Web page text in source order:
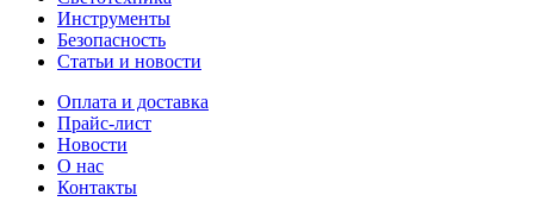
Инструменты
Безопасность
Статьи и новости
Оплата и доставка
Прайс-лист
Новости
О нас
Контакты